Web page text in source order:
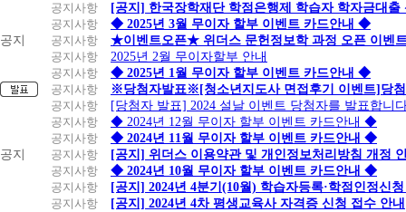
공지사항
[공지] 한국장학재단 학점은행제 학습자 학자금대출
공지사항
◆ 2025년 3월 무이자 할부 이벤트 카드안내 ◆
공지
공지사항
★이벤트오픈★ 위더스 문헌정보학 과정 오픈 이벤
공지사항
2025년 2월 무이자할부 안내
공지사항
◆ 2025년 1월 무이자 할부 이벤트 카드안내 ◆
공지사항
※당첨자발표※[청소년지도사 면접후기 이벤트]당
공지사항
[당첨자 발표] 2024 설날 이벤트 당첨자를 발표합니
공지사항
◆ 2024년 12월 무이자 할부 이벤트 카드안내 ◆
공지사항
◆ 2024년 11월 무이자 할부 이벤트 카드안내 ◆
공지
공지사항
[공지] 위더스 이용약관 및 개인정보처리방침 개정
공지사항
◆ 2024년 10월 무이자 할부 이벤트 카드안내 ◆
공지사항
[공지] 2024년 4분기(10월) 학습자등록·학점인정신
공지사항
[공지] 2024년 4차 평생교육사 자격증 신청 접수 안내